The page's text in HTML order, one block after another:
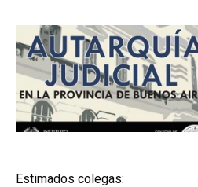
Estimados colegas: